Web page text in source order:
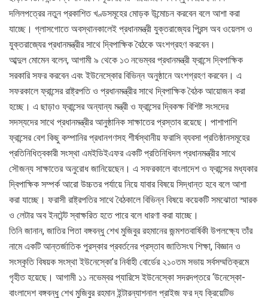
দলিলপত্রের নতুন প্রকাশিত খণ্ডসমূহের মোড়ক উন্মোচন করবেন বলে আশা করা
যাচ্ছে। গ্লাসগোতে অবস্থানকালেই প্রধানমন্ত্রী যুক্তরাজ্যের প্রিন্স অব ওয়েলস ও
যুক্তরাজ্যের প্রধানমন্ত্রীর সাথে দ্বিপাক্ষিক বৈঠকে অংশগ্রহণ করবেন।
আব্দুল মোমেন বলেন, আগামী ৯ থেকে ১৩ নভেম্বর প্রধানমন্ত্রী ফ্রান্সে দ্বিপাক্ষিক
সরকারি সফর করবেন এবং ইউনেস্কোর বিভিন্ন অনুষ্ঠানে অংশগ্রহণ করবেন। এ
সফরকালে ফ্রান্সের রাষ্ট্রপতি ও প্রধানমন্ত্রীর সাথে দ্বিপাক্ষিক বৈঠক আয়োজন করা
হচ্ছে। এ ছাড়াও ফ্রান্সের অন্যান্য মন্ত্রী ও ফ্রান্সের দ্বিকক্ষ বিশিষ্ট সংসদের
সদস্যদের সাথে প্রধানমন্ত্রীর আনুষ্ঠানিক সাক্ষাতের প্রস্তাব রয়েছে। পাশাপাশি
ফ্রান্সের বেশ কিছু কম্পানির প্রধানগণসহ শীর্ষস্থানীয় ফরাসি ব্যবসা প্রতিষ্ঠানসমূহের
প্রতিনিধিত্বকারী সংস্থা এমইডিইএফর একটি প্রতিনিধিদল প্রধানমন্ত্রীর সাথে
সৌজন্য সাক্ষাতের অনুরোধ জানিয়েছেন। এ সফরকালে বাংলাদেশ ও ফ্রান্সের মধ্যকার
দ্বিপাক্ষিক সম্পর্ক আরো উচ্চতর পর্যায়ে নিয়ে যাবার বিষয়ে সিদ্ধান্ত হবে বলে আশা
করা যাচ্ছে। ফরাসী রাষ্ট্রপতির সাথে বৈঠকালে বিভিন্ন বিষয়ে কয়েকটি সমঝোতা স্মারক
ও লেটার অব ইনটেন্ট স্বাক্ষরিত হতে পারে বলে ধারণা করা যাচ্ছে।
তিনি জানান, জাতির পিতা বঙ্গবন্ধু শেখ মুজিবুর রহমানের জন্মশতবার্ষিকী উপলক্ষ্যে তাঁর
নামে একটি আন্তর্জাতিক পুরস্কার প্রবর্তনের প্রস্তাব জাতিসংঘ শিক্ষা, বিজ্ঞান ও
সংস্কৃতি বিষয়ক সংস্থা ইউনেস্কো’র নির্বাহী বোর্ডের ২১০তম সভায় সর্বসম্মতিক্রমে
গৃহীত হয়েছে। আগামী ১১ নভেম্বর প্যারিসে ইউনেস্কো সদরদপ্তরে ‘উনেস্কো-
বাংলাদেশ বঙ্গবন্ধু শেখ মুজিবুর রহমান ইন্টারন্যাশনাল প্রাইজ ফর দ্য ক্রিয়েটিভ